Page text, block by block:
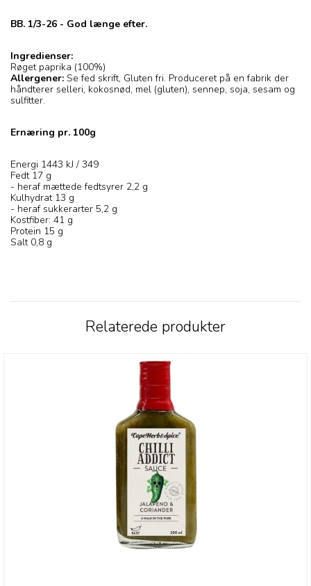
BB. 1/3-26 - God længe efter.
Ingredienser:
Røget paprika (100%)
Allergener: Se fed skrift, Gluten fri. Produceret på en fabrik der
håndterer selleri, kokosnød, mel (gluten), sennep, soja, sesam og
sulfitter.
Ernæring pr. 100g
Energi 1443 kJ / 349
Fedt 17 g
- heraf mættede fedtsyrer 2,2 g
Kulhydrat 13 g
- heraf sukkerarter 5,2 g
Kostfiber: 41 g
Protein 15 g
Salt 0,8 g
Relaterede produkter